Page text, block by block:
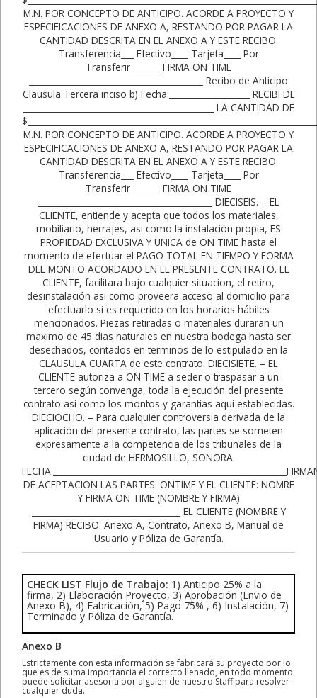
CHECK LIST Flujo de Trabajo: 1) Anticipo 25% a la
firma, 2) Elaboración Proyecto, 3) Aprobación (Envio de
Anexo B), 4) Fabricación, 5) Pago 75% , 6) Instalación, 7)
Terminado y Póliza de Garantía.
Anexo B
Estrictamente con esta información se fabricará su proyecto por lo
que es de suma importancia el correcto llenado, en todo momento
puede solicitar asesoria por alguien de nuestro Staff para resolver
cualquier duda.